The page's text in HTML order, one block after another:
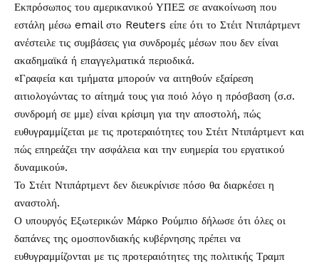
Εκπρόσωπος του αμερικανικού ΥΠΕΞ σε ανακοίνωση που
εστάλη μέσω email στο Reuters είπε ότι το Στέιτ Ντιπάρτμεντ
ανέστειλε τις συμβάσεις για συνδρομές μέσων που δεν είναι
ακαδημαϊκά ή επαγγελματικά περιοδικά.
«Γραφεία και τμήματα μπορούν να αιτηθούν εξαίρεση
αιτιολογώντας το αίτημά τους για ποιό λόγο η πρόσβαση (σ.σ.
συνδρομή σε μμε) είναι κρίσιμη για την αποστολή, πώς
ευθυγραμμίζεται με τις προτεραιότητες του Στέιτ Ντιπάρτμεντ και
πώς επηρεάζει την ασφάλεια και την ευημερία του εργατικού
δυναμικού».
Το Στέιτ Ντιπάρτμεντ δεν διευκρίνισε πόσο θα διαρκέσει η
αναστολή.
Ο υπουργός Εξωτερικών Μάρκο Ρούμπιο δήλωσε ότι όλες οι
δαπάνες της ομοσπονδιακής κυβέρνησης πρέπει να
ευθυγραμμίζονται με τις προτεραιότητες της πολιτικής Τραμπ